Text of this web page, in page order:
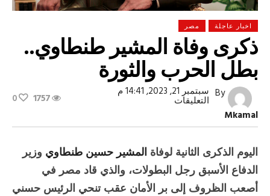
اخبار عاجلة مصر
ذكرى وفاة المشير طنطاوي..
بطل الحرب والثورة
By
Mkamal
سبتمبر 21, 2023, 14:41 م
التعليقاتعلى
المشير
بطل
الحرب
والثورة
مغلقة
1757
0
اليوم الذكرى الثانية لوفاةالمشير حسين طنطاويوزير
الدفاع الأسبق رجل البطولات، والذي قاد مصر في
أصعب الظروف إلى بر الأمان عقب تنحي الرئيس حسني